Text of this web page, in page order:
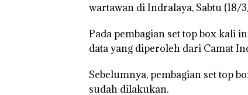
wartawan di Indralaya, Sabtu (18/
Pada pembagian set top box kali
data yang diperoleh dari Camat
Sebelumnya, pembagian set top
sudah dilakukan.